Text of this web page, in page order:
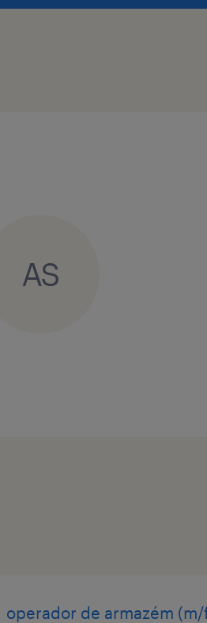
AS
operador de armazém